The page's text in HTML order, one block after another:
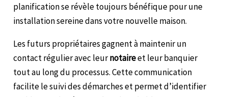
planification se révèle toujours bénéfique pour une
installation sereine dans votre nouvelle maison.
Les futurs propriétaires gagnent à maintenir un
contact régulier avec leurnotaireet leur banquier
tout au long du processus. Cette communication
facilite le suivi des démarches et permet d’identifier